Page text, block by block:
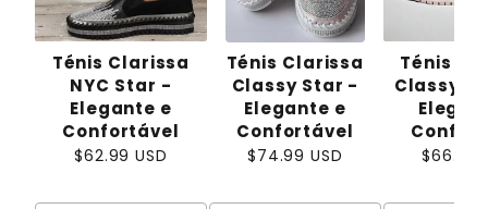
Ténis Clarissa
NYC Star -
Elegante e
Confortável
$62.99 USD
Ténis Clarissa
Classy Star -
Elegante e
Confortável
$74.99 USD
Ténis
Classy
$66.99